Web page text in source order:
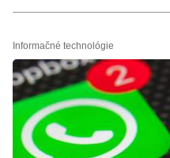
Informačné technológie